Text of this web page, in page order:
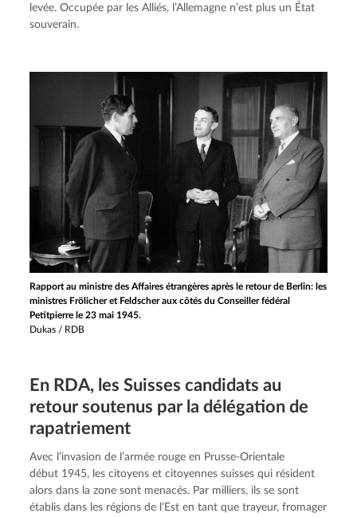
levée. Occupée par les Alliés, l’Allemagne n’est plus un État
souverain.
Rapport au ministre des Affaires étrangères après le retour de Berlin: les
ministres Frölicher et Feldscher aux côtés du Conseiller fédéral
Petitpierre le 23 mai 1945.
Dukas / RDB
En RDA, les Suisses candidats au
retour soutenus par la déléga­tion de
rapatriement
Avec l’invasion de l’armée rouge en Prusse-Orientale
début 1945, les citoyens et citoyennes suisses qui résident
alors dans la zone sont menacés. Par milliers, ils se sont
établis dans les régions de l’Est en tant que trayeur, fromager